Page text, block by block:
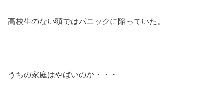
高校生のない頭ではパニックに陥っていた。
うちの家庭はやばいのか・・・